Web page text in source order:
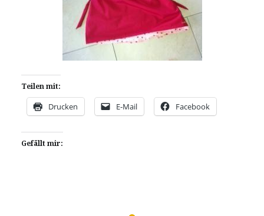
Teilen mit:
Drucken E-Mail Facebook
Gefällt mir: